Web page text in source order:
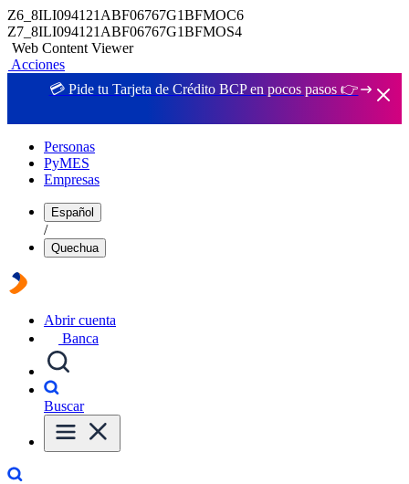
Z6_8ILI094121ABF06767G1BFMOC6
Z7_8ILI094121ABF06767G1BFMOS4
Web Content Viewer
Acciones
💳 Pide tu Tarjeta de Crédito BCP en pocos pasos 👉
Personas
PyMES
Empresas
Español
/
Quechua
Abrir cuenta
Banca
Buscar